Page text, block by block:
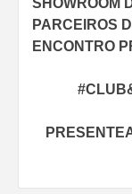
PARCEIROS
ENCONTRO